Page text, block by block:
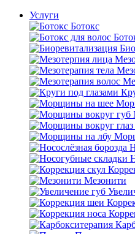
Услуги
Ботокс
Мезонити